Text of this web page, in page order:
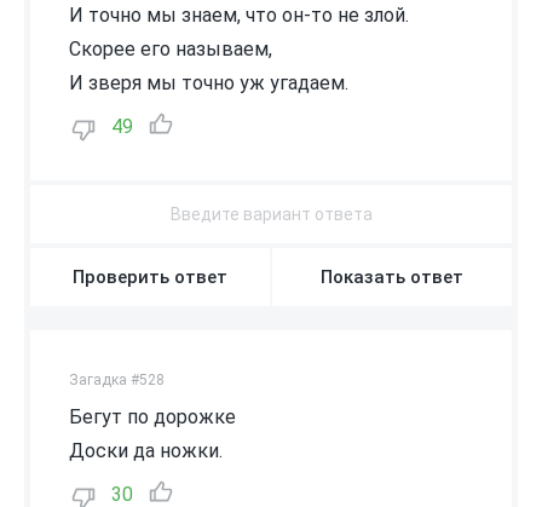
И точно мы знаем, что он-то не злой.
Скорее его называем,
И зверя мы точно уж угадаем.
49
Проверить ответ Показать ответ
Загадка #528
Бегут по дорожке
Доски да ножки.
30